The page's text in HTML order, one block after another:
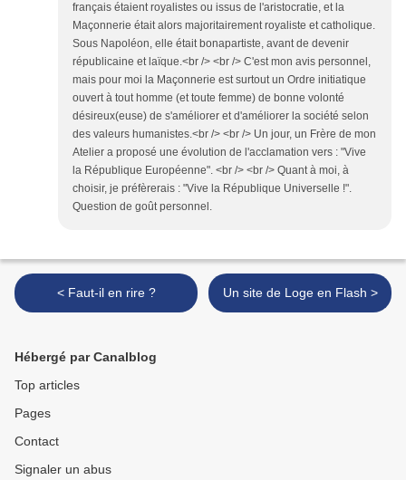
français étaient royalistes ou issus de l'aristocratie, et la
Maçonnerie était alors majoritairement royaliste et catholique.
Sous Napoléon, elle était bonapartiste, avant de devenir
républicaine et laïque.<br /> <br /> C'est mon avis personnel,
mais pour moi la Maçonnerie est surtout un Ordre initiatique
ouvert à tout homme (et toute femme) de bonne volonté
désireux(euse) de s'améliorer et d'améliorer la société selon
des valeurs humanistes.<br /> <br /> Un jour, un Frère de mon
Atelier a proposé une évolution de l'acclamation vers : "Vive
la République Européenne". <br /> <br /> Quant à moi, à
choisir, je préfèrerais : "Vive la République Universelle !".
Question de goût personnel.
< Faut-il en rire ? Un site de Loge en Flash >
Hébergé par Canalblog
Top articles
Pages
Contact
Signaler un abus